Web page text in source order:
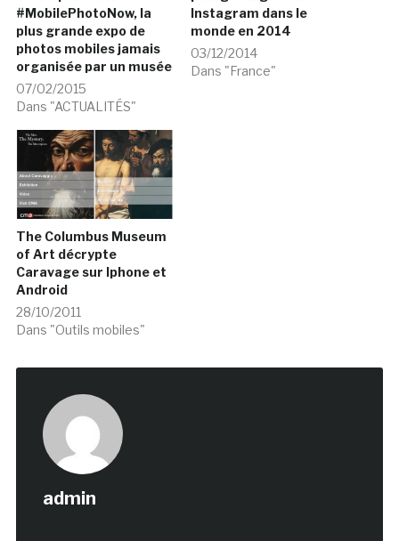
#MobilePhotoNow, la
plus grande expo de
photos mobiles jamais
organisée par un musée
07/02/2015
Dans "ACTUALITÉS"
Instagram dans le
monde en 2014
03/12/2014
Dans "France"
The Columbus Museum
of Art décrypte
Caravage sur Iphone et
Android
28/10/2011
Dans "Outils mobiles"
admin